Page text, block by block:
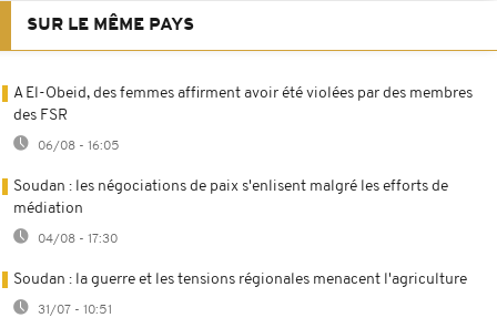
SUR LE MÊME PAYS
A El-Obeid, des femmes affirment avoir été violées par des membres
des FSR
06/08 - 16:05
Soudan : les négociations de paix s'enlisent malgré les efforts de
médiation
04/08 - 17:30
Soudan : la guerre et les tensions régionales menacent l'agriculture
31/07 - 10:51